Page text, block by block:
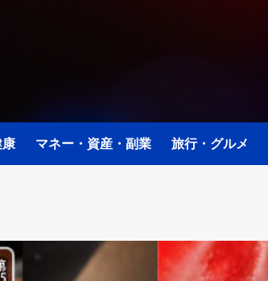
マネー・資産・副業 旅行・グルメ